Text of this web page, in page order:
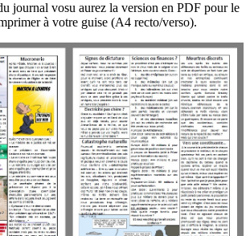
journal vosu aurez la version en PDF pour le
à votre guise (A4 recto/verso).